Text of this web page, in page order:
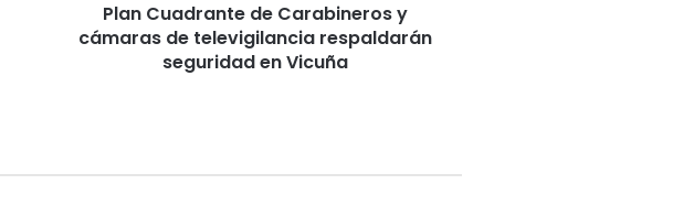
a
Plan Cuadrante de Carabineros y
cámaras de televigilancia respaldarán
seguridad en Vicuña